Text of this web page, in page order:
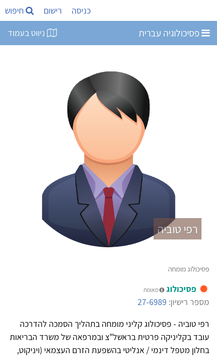
כניסה רישום חיפוש
פסיכולוגיה עברית ניווט בעמוד
רפי טוביה
פסיכולוג מומחה
פסיכולוג מאומת
מספר רישיון: 27-6989
רפי טוביה - פסיכולוג קליני מומחה בתהליך הסמכה להדרכה
עובד בקליניקה פרטית בראשל"צ ובמרפאה של משרד הבריאות
בחלון מטפל דינמי / אנליטי בהשפעת הזרם העצמאי (ויניקוט,